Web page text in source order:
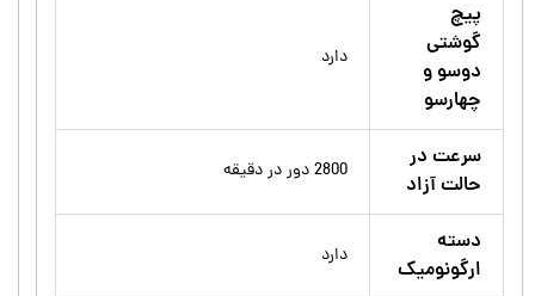
پیچ
گوشتی
دوسو و
چهارسو
دارد
سرعت در
حالت آزاد
2800 دور در دقیقه
دسته
ارگونومیک
دارد